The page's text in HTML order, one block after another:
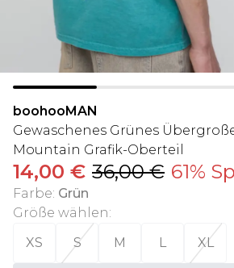
boohooMAN
Gewaschenes Grünes
Mountain Grafik-Oberteil
14,00 € 36,00 € 61%
Farbe: Grün
Größe wählen:
XS
S M L XL